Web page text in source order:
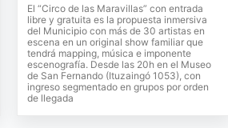
El “Circo de las Maravillas” con entrada
libre y gratuita es la propuesta inmersiva
del Municipio con más de 30 artistas en
escena en un original show familiar que
tendrá mapping, música e imponente
escenografía. Desde las 20h en el Museo
de San Fernando (Ituzaingó 1053), con
ingreso segmentado en grupos por orden
de llegada